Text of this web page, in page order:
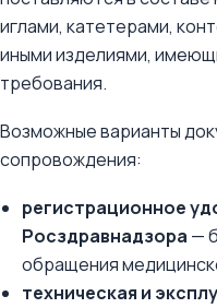
иглами, катетерами,
иными изделиями,
требования.
Возможные варианты
сопровождения:
регистрационное
Росздравнадзора —
обращения
техническая и